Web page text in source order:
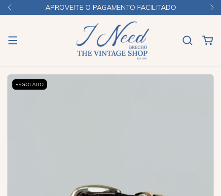
APROVEITE O PAGAMENTO FACILITADO
ESGOTADO